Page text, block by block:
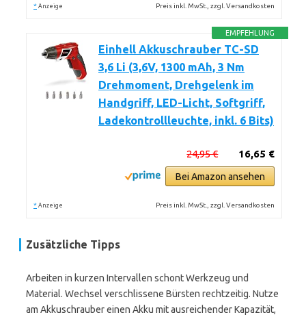
* Anzeige Preis inkl. MwSt., zzgl. Versandkosten
EMPFEHLUNG
Einhell Akkuschrauber TC-SD
3,6 Li (3,6V, 1300 mAh, 3 Nm
Drehmoment, Drehgelenk im
Handgriff, LED-Licht, Softgriff,
Ladekontrollleuchte, inkl. 6 Bits)
16,65 €
24,95 €
Bei Amazon ansehen
* Anzeige Preis inkl. MwSt., zzgl. Versandkosten
Zusätzliche Tipps
Arbeiten in kurzen Intervallen schont Werkzeug und
Material. Wechsel verschlissene Bürsten rechtzeitig. Nutze
am Akkuschrauber einen Akku mit ausreichender Kapazität,